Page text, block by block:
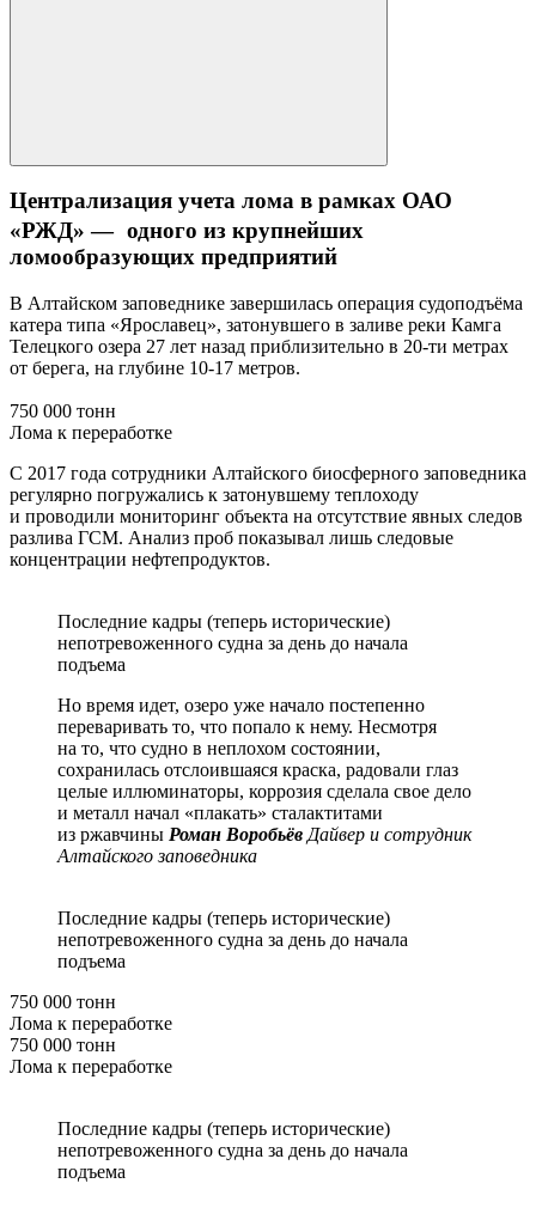
Централизация учета лома в рамках ОАО
«РЖД» — одного из крупнейших
ломообразующих предприятий
В Алтайском заповеднике завершилась операция судоподъёма
катера типа «Ярославец», затонувшего в заливе реки Камга
Телецкого озера 27 лет назад приблизительно в 20-ти метрах
от берега, на глубине 10-17 метров.
750 000 тонн
Лома к переработке
С 2017 года сотрудники Алтайского биосферного заповедника
регулярно погружались к затонувшему теплоходу
и проводили мониторинг объекта на отсутствие явных следов
разлива ГСМ. Анализ проб показывал лишь следовые
концентрации нефтепродуктов.
Последние кадры (теперь исторические)
непотревоженного судна за день до начала
подъема
Но время идет, озеро уже начало постепенно
переваривать то, что попало к нему. Несмотря
на то, что судно в неплохом состоянии,
сохранилась отслоившаяся краска, радовали глаз
целые иллюминаторы, коррозия сделала свое дело
и металл начал «плакать» сталактитами
из ржавчины Роман Воробьёв Дайвер и сотрудник
Алтайского заповедника
Последние кадры (теперь исторические)
непотревоженного судна за день до начала
подъема
750 000 тонн
Лома к переработке
750 000 тонн
Лома к переработке
Последние кадры (теперь исторические)
непотревоженного судна за день до начала
подъема